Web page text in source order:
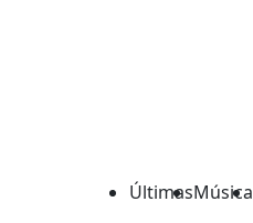
ÚltimasMúsica